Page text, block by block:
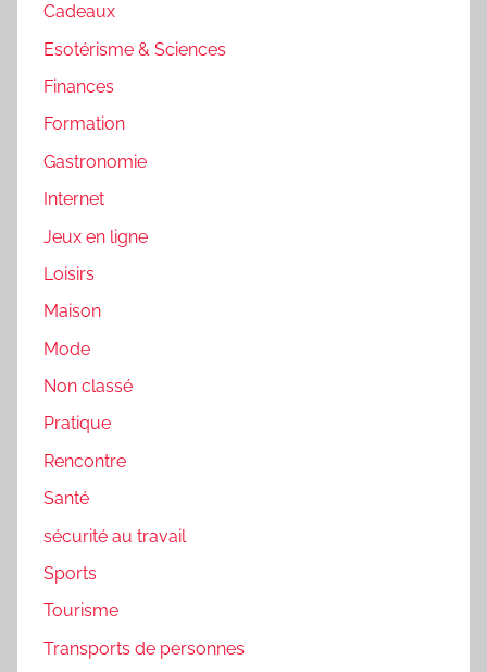
Cadeaux
Esotérisme & Sciences
Finances
Formation
Gastronomie
Internet
Jeux en ligne
Loisirs
Maison
Mode
Non classé
Pratique
Rencontre
Santé
sécurité au travail
Sports
Tourisme
Transports de personnes